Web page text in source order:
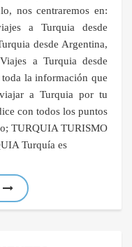
nos centraremos en:
a Turquia desde
desde Argentina,
a Turquia desde
la información que
a Turquia por tu
con todos los puntos
TURQUIA TURISMO
Turquía es